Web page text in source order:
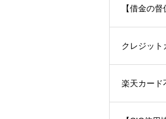
【借金の
クレジット
楽天カード